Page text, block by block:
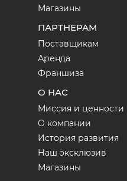
Магазины
ПАРТНЕРАМ
Поставщикам
Аренда
Франшиза
О НАС
Миссия и ценности
О компании
История развития
Наш эксклюзив
Магазины